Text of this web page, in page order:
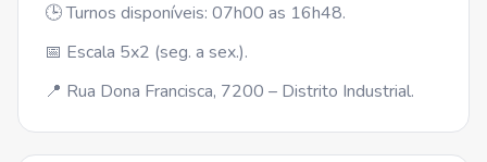
🕒 Turnos disponíveis: 07h00 as 16h48.
📅 Escala 5x2 (seg. a sex.).
📍 Rua Dona Francisca, 7200 – Distrito Industrial.